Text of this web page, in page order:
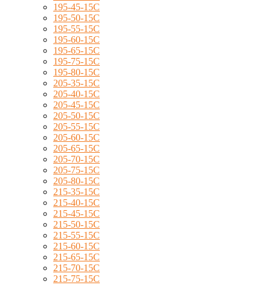
195-45-15C
195-50-15C
195-55-15C
195-60-15C
195-65-15C
195-75-15C
195-80-15C
205-35-15C
205-40-15C
205-45-15C
205-50-15C
205-55-15C
205-60-15C
205-65-15C
205-70-15C
205-75-15C
205-80-15C
215-35-15C
215-40-15C
215-45-15C
215-50-15C
215-55-15C
215-60-15C
215-65-15C
215-70-15C
215-75-15C